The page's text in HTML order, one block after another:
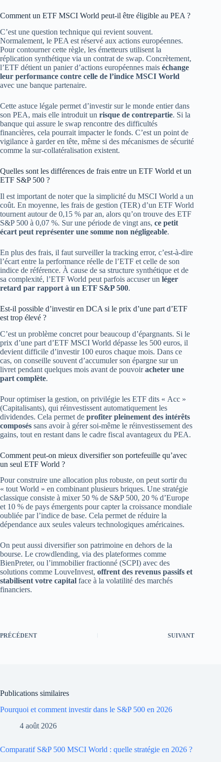
Comment un ETF MSCI World peut-il être éligible au PEA ?
C’est une question technique qui revient souvent.
Normalement, le PEA est réservé aux actions européennes.
Pour contourner cette règle, les émetteurs utilisent la
réplication synthétique via un contrat de swap. Concrètement,
l’ETF détient un panier d’actions européennes mais échange
leur performance contre celle de l’indice MSCI World
avec une banque partenaire.
Cette astuce légale permet d’investir sur le monde entier dans
son PEA, mais elle introduit un risque de contrepartie. Si la
banque qui assure le swap rencontre des difficultés
financières, cela pourrait impacter le fonds. C’est un point de
vigilance à garder en tête, même si des mécanismes de sécurité
comme la sur-collatéralisation existent.
Quelles sont les différences de frais entre un ETF World et un
ETF S&P 500 ?
Il est important de noter que la simplicité du MSCI World a un
coût. En moyenne, les frais de gestion (TER) d’un ETF World
tournent autour de 0,15 % par an, alors qu’on trouve des ETF
S&P 500 à 0,07 %. Sur une période de vingt ans, ce petit
écart peut représenter une somme non négligeable.
En plus des frais, il faut surveiller la tracking error, c’est-à-dire
l’écart entre la performance réelle de l’ETF et celle de son
indice de référence. À cause de sa structure synthétique et de
sa complexité, l’ETF World peut parfois accuser un léger
retard par rapport à un ETF S&P 500.
Est-il possible d’investir en DCA si le prix d’une part d’ETF
est trop élevé ?
C’est un problème concret pour beaucoup d’épargnants. Si le
prix d’une part d’ETF MSCI World dépasse les 500 euros, il
devient difficile d’investir 100 euros chaque mois. Dans ce
cas, on conseille souvent d’accumuler son épargne sur un
livret pendant quelques mois avant de pouvoiracheter une
part complète.
Pour optimiser la gestion, on privilégie les ETF dits « Acc »
(Capitalisants), qui réinvestissent automatiquement les
dividendes. Cela permet de profiter pleinement des intérêts
composés sans avoir à gérer soi-même le réinvestissement des
gains, tout en restant dans le cadre fiscal avantageux du PEA.
Comment peut-on mieux diversifier son portefeuille qu’avec
un seul ETF World ?
Pour construire une allocation plus robuste, on peut sortir du
« tout World » en combinant plusieurs briques. Une stratégie
classique consiste à mixer 50 % de S&P 500, 20 % d’Europe
et 10 % de pays émergents pour capter la croissance mondiale
oubliée par l’indice de base. Cela permet de réduire la
dépendance aux seules valeurs technologiques américaines.
On peut aussi diversifier son patrimoine en dehors de la
bourse. Le crowdlending, via des plateformes comme
BienPreter, ou l’immobilier fractionné (SCPI) avec des
solutions comme LouveInvest, offrent des revenus passifs et
stabilisent votre capital face à la volatilité des marchés
financiers.
PRÉCÉDENT SUIVANT
Publications similaires
Pourquoi et comment investir dans le S&P 500 en 2026
4 août 2026
Comparatif S&P 500 MSCI World : quelle stratégie en 2026 ?